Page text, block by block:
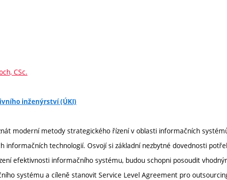
CSc.
inženýrství (ÚKI)
moderní metody strategického řízení v oblasti informačních
informačních technologií. Osvojí si základní nezbytné dovednosti
efektivnosti informačního systému, budou schopni posoudit
systému a cíleně stanovit Service Level Agreement pro